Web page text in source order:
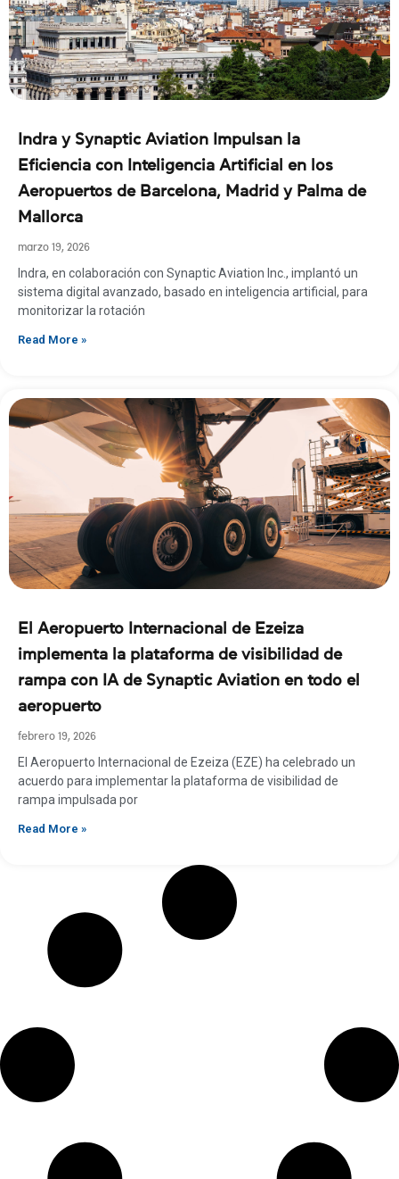
Indra y Synaptic Aviation Impulsan la
Eficiencia con Inteligencia Artificial en los
Aeropuertos de Barcelona, Madrid y Palma de
Mallorca
marzo 19, 2026
Indra, en colaboración con Synaptic Aviation Inc., implantó un
sistema digital avanzado, basado en inteligencia artificial, para
monitorizar la rotación
Read More »
El Aeropuerto Internacional de Ezeiza
implementa la plataforma de visibilidad de
rampa con IA de Synaptic Aviation en todo el
aeropuerto
febrero 19, 2026
El Aeropuerto Internacional de Ezeiza (EZE) ha celebrado un
acuerdo para implementar la plataforma de visibilidad de
rampa impulsada por
Read More »